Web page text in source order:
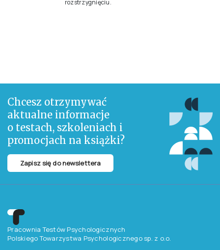
rozstrzygnięciu.
Chcesz otrzymywać
aktualne informacje
o testach, szkoleniach i
promocjach na książki?
Zapisz się do newslettera
Pracownia Testów Psychologicznych
Polskiego Towarzystwa Psychologicznego sp. z o.o.